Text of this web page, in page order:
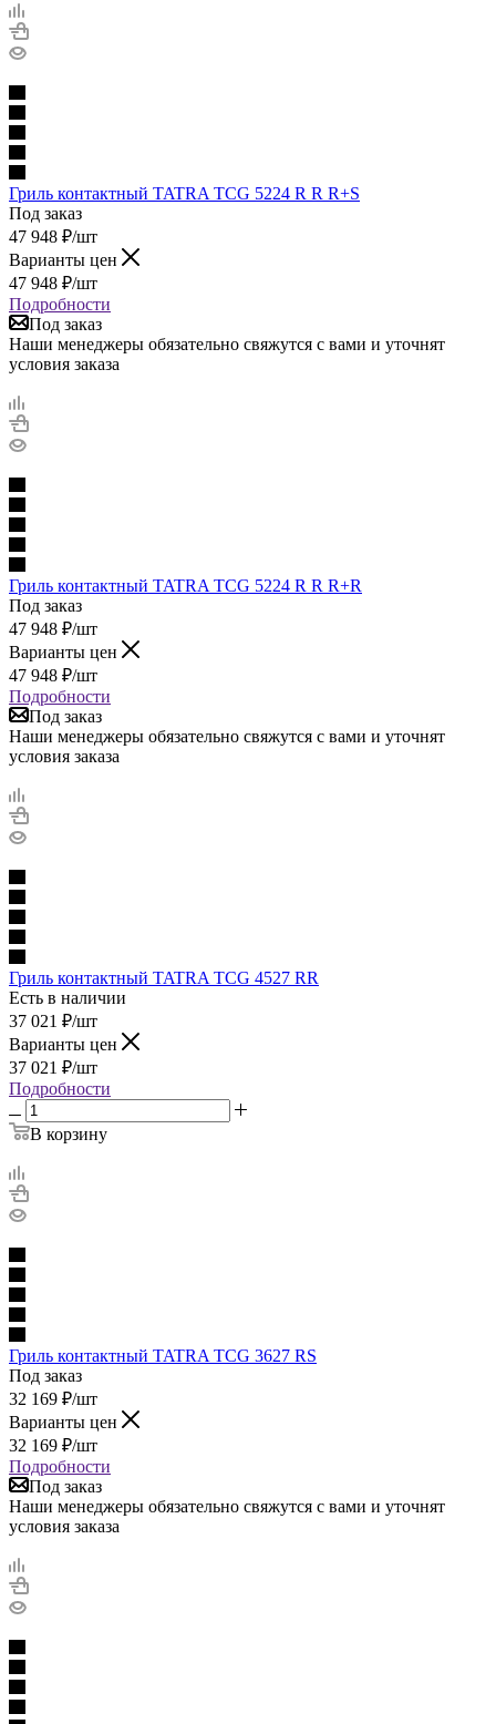
Гриль контактный TATRA TCG 5224 R R R+S
Под заказ
47 948 ₽/шт
Варианты цен
47 948 ₽/шт
Подробности
Под заказ
Наши менеджеры обязательно свяжутся с вами и уточнят
условия заказа
Гриль контактный TATRA TCG 5224 R R R+R
Под заказ
47 948 ₽/шт
Варианты цен
47 948 ₽/шт
Подробности
Под заказ
Наши менеджеры обязательно свяжутся с вами и уточнят
условия заказа
Гриль контактный TATRA TCG 4527 RR
Есть в наличии
37 021 ₽/шт
Варианты цен
37 021 ₽/шт
Подробности
В корзину
Гриль контактный TATRA TCG 3627 RS
Под заказ
32 169 ₽/шт
Варианты цен
32 169 ₽/шт
Подробности
Под заказ
Наши менеджеры обязательно свяжутся с вами и уточнят
условия заказа